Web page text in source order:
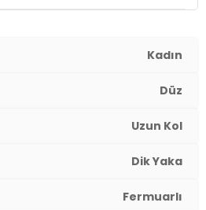
Kadın
Düz
Uzun Kol
Dik Yaka
Fermuarlı